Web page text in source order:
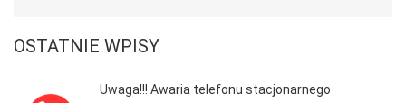
OSTATNIE WPISY
Uwaga!!! Awaria telefonu stacjonarnego